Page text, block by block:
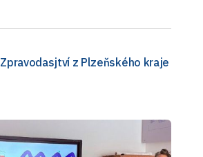
Zpravodasjtví z Plzeňského kraje